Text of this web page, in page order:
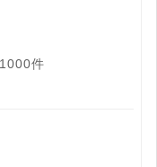
件